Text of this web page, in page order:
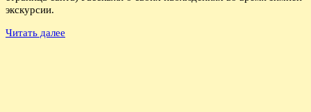
экскурсии.
Читать далее